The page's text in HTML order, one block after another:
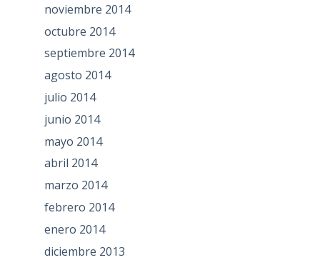
noviembre 2014
octubre 2014
septiembre 2014
agosto 2014
julio 2014
junio 2014
mayo 2014
abril 2014
marzo 2014
febrero 2014
enero 2014
diciembre 2013